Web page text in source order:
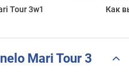
Tour 3w1 Как
Mari Tour 3